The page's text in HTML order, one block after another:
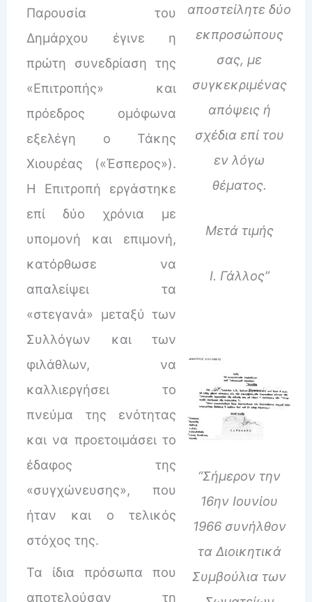
Παρουσία του
Δημάρχου έγινε η
πρώτη συνεδρίαση της
«Επιτροπής» και
πρόεδρος ομόφωνα
εξελέγη ο Τάκης
Χιουρέας («Έσπερος»).
Η Επιτροπή εργάστηκε
επί δύο χρόνια με
υπομονή και επιμονή,
κατόρθωσε να
απαλείψει τα
«στεγανά» μεταξύ των
Συλλόγων και των
φιλάθλων, να
καλλιεργήσει το
πνεύμα της ενότητας
και να προετοιμάσει το
έδαφος της
«συγχώνευσης», που
ήταν και ο τελικός
στόχος της.
Τα ίδια πρόσωπα που
αποτελούσαν τη
αποστείλητε δύο
εκπροσώπους
σας, με
συγκεκριμένας
απόψεις ή
σχέδια επί του
εν λόγω
θέματος.
Μετά τιμής
Ι. Γάλλος”
“Σήμερον την
16ην Ιουνίου
1966 συνήλθον
τα Διοικητικά
Συμβούλια των